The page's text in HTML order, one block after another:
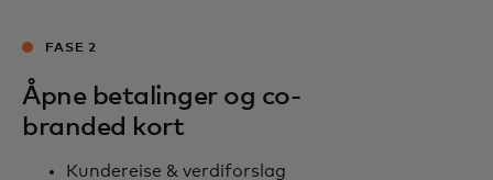
FASE 2
Åpne betalinger og co-
branded kort
Kundereise & verdiforslag